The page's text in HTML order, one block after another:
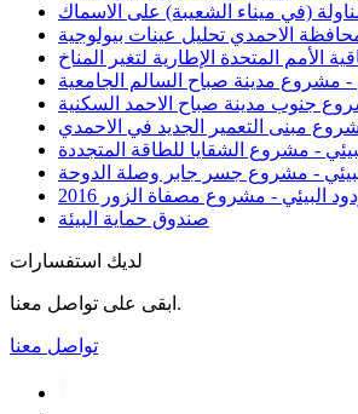
(في ميناء الشعيبة) على الاسماك
الاحمدي تحليل عينات بيولوجية
الأمم المتحدة الإطارية لتغير المناخ
- مشروع مدينة صباح السالم الجامعية
جنوب مدينة صباح الاحمد السكنية
مبنى التعمير الجديد في الاحمدي
- مشروع الشقايا للطاقة المتجددة
- مشروع جسر جابر وصلة الدوحة
البيئي - مشروع مصفاة الزور 2016
صندوق حماية البيئة
لديك استفسارات
ابقى على تواصل معنا.
تواصل معنا